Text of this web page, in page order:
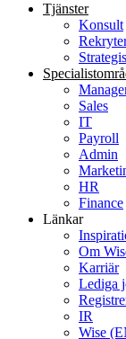
Tjänster
Konsult
Sales
IT
Payroll
Admin
HR
Finance
Länkar
Om
Karriär
Lediga
IR
Wise